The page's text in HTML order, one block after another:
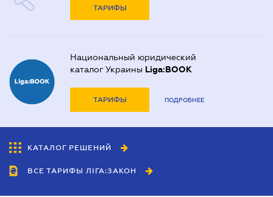
ТАРИФЫ
Национальный юридический
каталог Украины Liga:BOOK
ТАРИФЫ ПОДРОБНЕЕ
КАТАЛОГ РЕШЕНИЙ
ВСЕ ТАРИФЫ ЛІГА:ЗАКОН